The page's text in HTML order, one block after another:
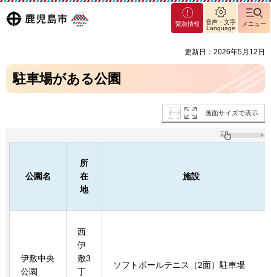
鹿児島
マグ
マシ
緊急情報
音声・文字
Language
メニュー
更新日：2026年5月12日
駐車場がある公園
画面サイズで表示
公園名
所
在
地
施設
伊敷中央
公園
西
伊
敷3
丁
ソフトボールテニス（2面）駐車場